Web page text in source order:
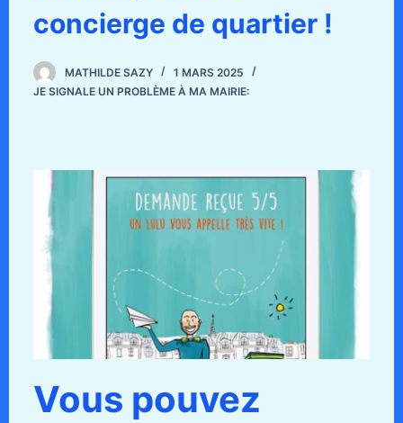
concierge de quartier !
MATHILDE SAZY
1 MARS 2025
JE SIGNALE UN PROBLÈME À MA MAIRIE:
Vous pouvez